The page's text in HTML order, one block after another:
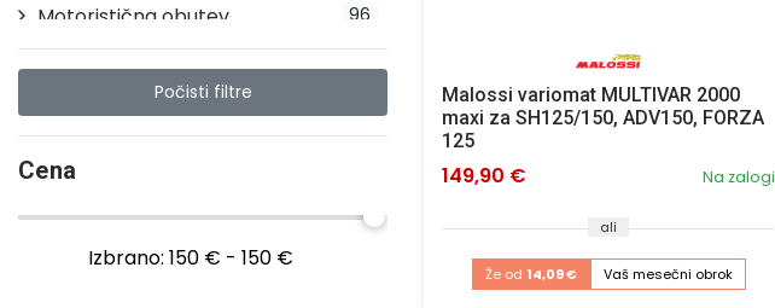
Malossi variomat MULTIVAR 2000
maxi za SH125/150, ADV150, FORZA
125
Na zalogi
149,90 €
ali
Že od 14,09 € Vaš mesečni obrok
96
Motoristična obutev
Počisti filtre
Cena
Izbrano: 150 € - 150 €